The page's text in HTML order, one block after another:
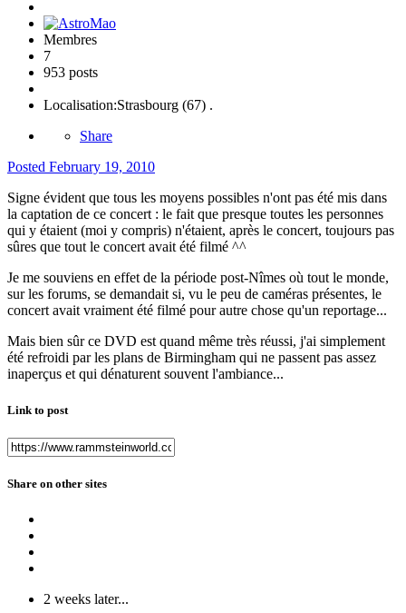
Membres
7
953 posts
Localisation:Strasbourg (67) .
Share
Posted February 19, 2010
Signe évident que tous les moyens possibles n'ont pas été mis dans
la captation de ce concert : le fait que presque toutes les personnes
qui y étaient (moi y compris) n'étaient, après le concert, toujours pas
sûres que tout le concert avait été filmé ^^
Je me souviens en effet de la période post-Nîmes où tout le monde,
sur les forums, se demandait si, vu le peu de caméras présentes, le
concert avait vraiment été filmé pour autre chose qu'un reportage...
Mais bien sûr ce DVD est quand même très réussi, j'ai simplement
été refroidi par les plans de Birmingham qui ne passent pas assez
inaperçus et qui dénaturent souvent l'ambiance...
Link to post
Share on other sites
2 weeks later...